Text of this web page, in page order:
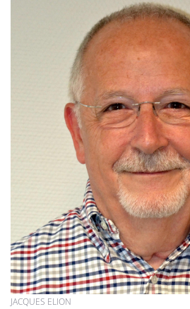
JACQUES ELION